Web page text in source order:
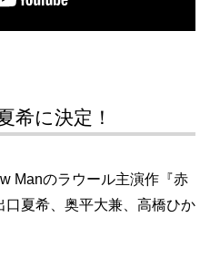
希に決定！
Manのラウール主演作『赤
夏希、奥平大兼、高橋ひか